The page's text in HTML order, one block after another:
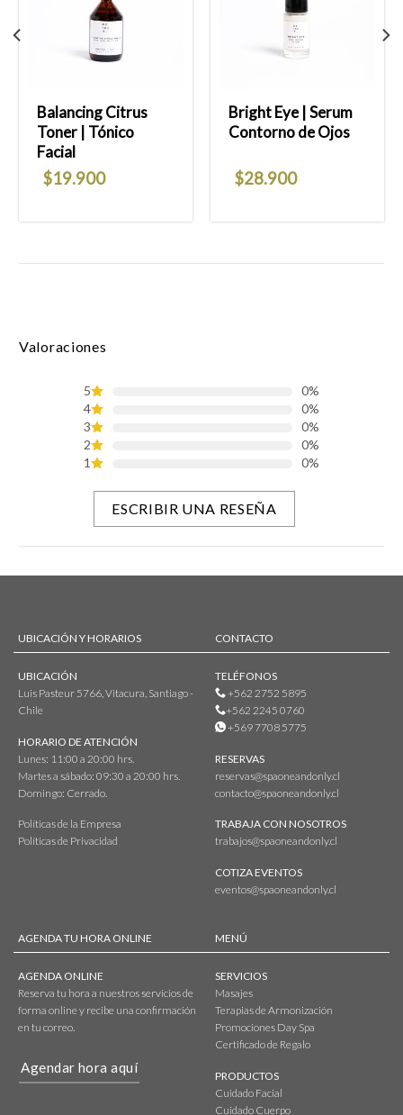
Balancing Citrus
Toner | Tónico
Facial
$19.900
Bright Eye | Serum
Contorno de Ojos
$28.900
Valoraciones
5
0%
4
0%
3
0%
2
0%
1
0%
ESCRIBIR UNA RESEÑA
UBICACIÓN Y HORARIOS
UBICACIÓN
Luis Pasteur 5766, Vitacura, Santiago -
Chile
HORARIO DE ATENCIÓN
Lunes: 11:00 a 20:00 hrs.
Martes a sábado: 09:30 a 20:00 hrs.
Domingo: Cerrado.
Políticas de la Empresa
Políticas de Privacidad
CONTACTO
TELÉFONOS
+562 2752 5895
+562 2245 0760
+569 7708 5775
RESERVAS
reservas@spaoneandonly.cl
contacto@spaoneandonly.cl
TRABAJA CON NOSOTROS
trabajos@spaoneandonly.cl
COTIZA EVENTOS
eventos@spaoneandonly.cl
AGENDA TU HORA ONLINE
AGENDA ONLINE
Reserva tu hora a nuestros servicios de
forma online y recibe una confirmación
en tu correo.
Agendar hora aquí
MENÚ
SERVICIOS
Masajes
Terapias de Armonización
Promociones Day Spa
Certificado de Regalo
PRODUCTOS
Cuidado Facial
Cuidado Cuerpo